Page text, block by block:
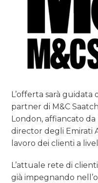
L’offerta sarà guidata
partner di M&C
London, affiancato da
director degli Emirati
lavoro dei clienti a
L’attuale rete di
già impegnando